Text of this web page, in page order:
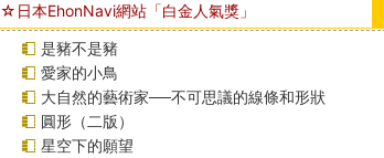
☆日本EhonNavi網站「白金人氣獎」
是豬不是豬
愛家的小鳥
大自然的藝術家──不可思議的線條和形狀
圓形（二版）
星空下的願望